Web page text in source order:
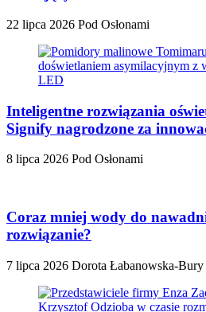
22 lipca 2026 Pod Osłonami
Inteligentne rozwiązania
Signify nagrodzone za
8 lipca 2026 Pod Osłonami
Coraz mniej wody do
rozwiązanie?
7 lipca 2026 Dorota Łabanowska-Bury